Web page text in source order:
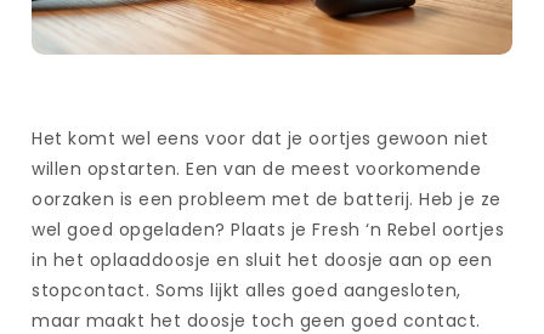
Het komt wel eens voor dat je oortjes gewoon niet
willen opstarten. Een van de meest voorkomende
oorzaken is een probleem met de batterij. Heb je ze
wel goed opgeladen? Plaats je Fresh ‘n Rebel oortjes
in het oplaaddoosje en sluit het doosje aan op een
stopcontact. Soms lijkt alles goed aangesloten,
maar maakt het doosje toch geen goed contact.